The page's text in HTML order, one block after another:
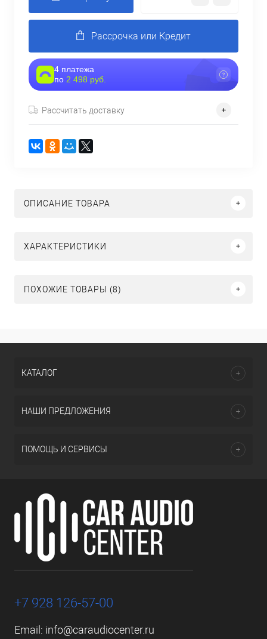
Рассрочка или Кредит
4 платежа
по 2 498 руб.
Рассчитать доставку
ОПИСАНИЕ ТОВАРА
ХАРАКТЕРИСТИКИ
ПОХОЖИЕ ТОВАРЫ (8)
КАТАЛОГ
НАШИ ПРЕДЛОЖЕНИЯ
ПОМОЩЬ И СЕРВИСЫ
+7 928 126-57-00
Email: info@caraudiocenter.ru